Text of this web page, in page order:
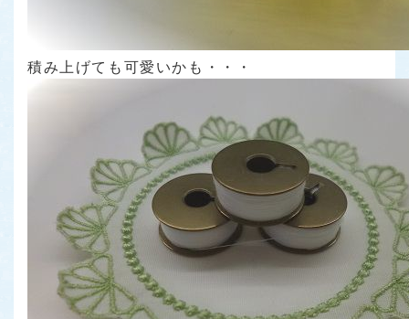
積み上げても可愛いかも・・・